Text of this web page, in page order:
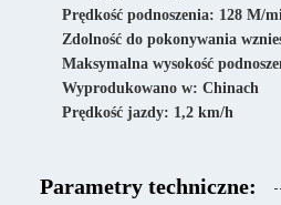
Prędkość podnoszenia: 128 M/
Zdolność do pokonywania
Maksymalna wysokość
Wyprodukowano w: Chinach
Prędkość jazdy: 1,2 km/h
Parametry techniczne: